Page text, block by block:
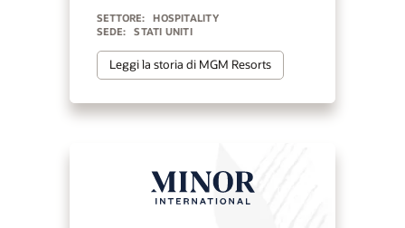
SETTORE:
HOSPITALITY
SEDE:
STATI UNITI
Leggi la storia di MGM Resorts